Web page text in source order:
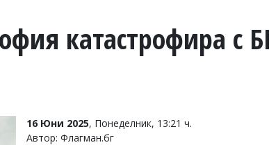
катастрофира с
16 Юни 2025, Понеделник, 13:21 ч.
Автор: Флагман.бг